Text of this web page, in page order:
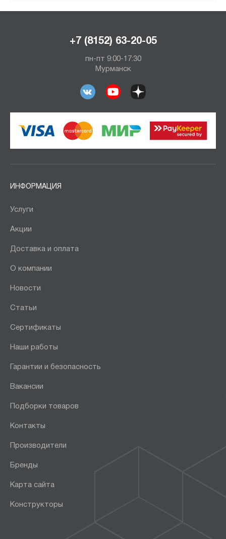
+7 (8152) 63-20-05
пн-пт 9:00-17:30
Мурманск
ИНФОРМАЦИЯ
Услуги
Акции
Доставка и оплата
О компании
Новости
Статьи
Сертификаты
Наши работы
Гарантии и безопасность
Вакансии
Подборки товаров
Контакты
Производители
Бренды
Карта сайта
Конструкторы